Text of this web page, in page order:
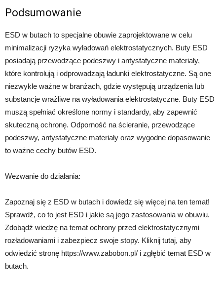
Podsumowanie
ESD w butach to specjalne obuwie zaprojektowane w celu
minimalizacji ryzyka wyładowań elektrostatycznych. Buty ESD
posiadają przewodzące podeszwy i antystatyczne materiały,
które kontrolują i odprowadzają ładunki elektrostatyczne. Są one
niezwykle ważne w branżach, gdzie występują urządzenia lub
substancje wrażliwe na wyładowania elektrostatyczne. Buty ESD
muszą spełniać określone normy i standardy, aby zapewnić
skuteczną ochronę. Odporność na ścieranie, przewodzące
podeszwy, antystatyczne materiały oraz wygodne dopasowanie
to ważne cechy butów ESD.
Wezwanie do działania:
Zapoznaj się z ESD w butach i dowiedz się więcej na ten temat!
Sprawdź, co to jest ESD i jakie są jego zastosowania w obuwiu.
Zdobądź wiedzę na temat ochrony przed elektrostatycznymi
rozładowaniami i zabezpiecz swoje stopy. Kliknij tutaj, aby
odwiedzić stronę https://www.zabobon.pl/ i zgłębić temat ESD w
butach.